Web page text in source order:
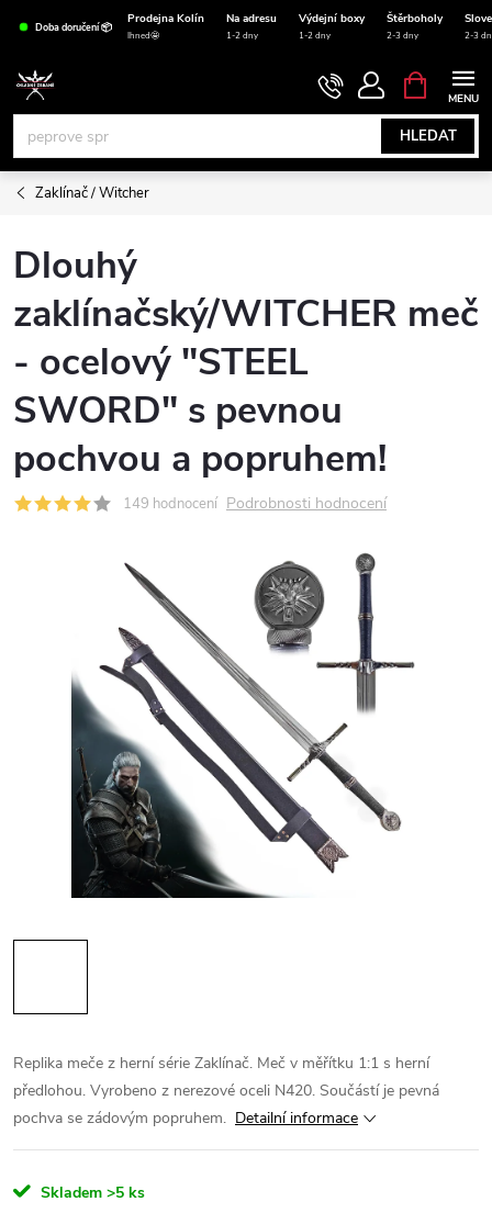
obsah
Doba doručení 📦
Prodejna Kolín Na adresu Výdejní boxy Štěrboholy
Ihned🤩 1-2 dny 1-2 dny 2-3 dny 2-3
HLEDAT
NÁKUPNÍ
KOŠÍK
Zaklínač / Witcher
Dlouhý
zaklínačský/WITCHER meč
- ocelový "STEEL
SWORD" s pevnou
pochvou a popruhem!
149 hodnocení Podrobnosti hodnocení
Replika meče z herní série Zaklínač. Meč v měřítku 1:1 s herní
předlohou. Vyrobeno z nerezové oceli N420. Součástí je pevná
pochva se zádovým popruhem. Detailní informace
Skladem >5 ks